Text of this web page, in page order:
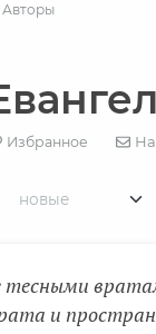
Авторы
Избранное
тесными
и